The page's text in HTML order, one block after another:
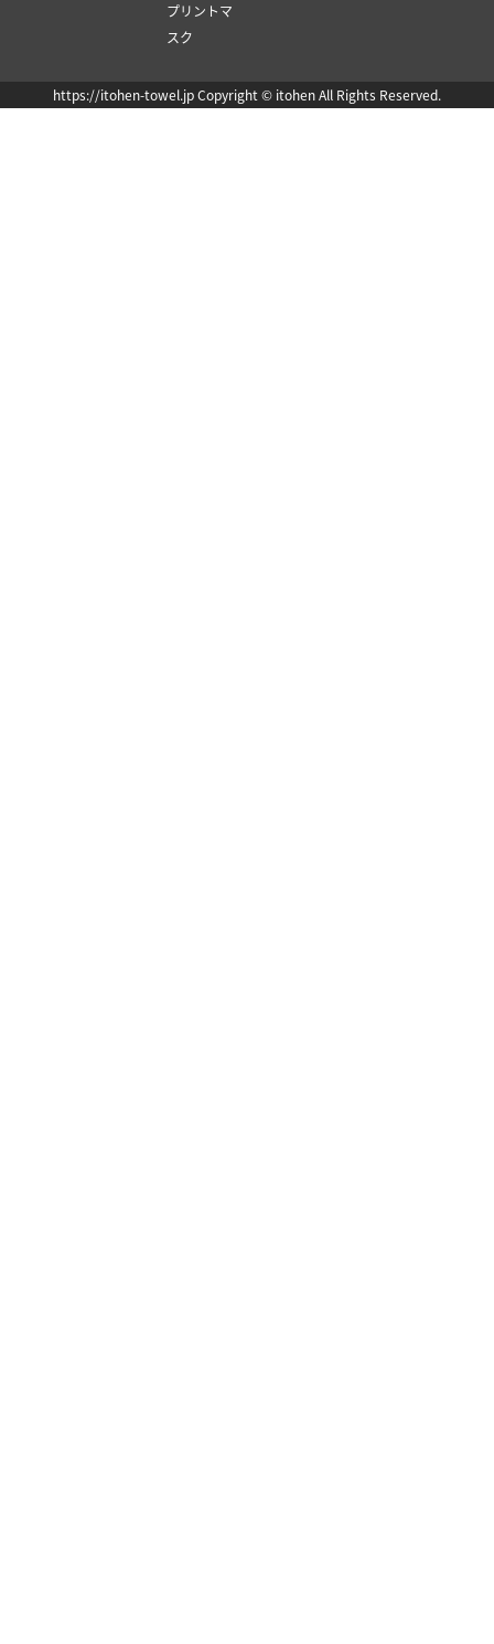
プリントマ
スク
https://itohen-towel.jp Copyright © itohen All Rights Reserved.